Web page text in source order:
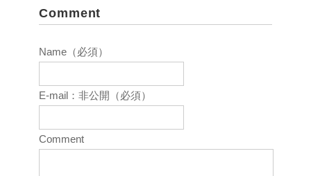
Comment
Name（必須）
E-mail：非公開（必須）
Comment